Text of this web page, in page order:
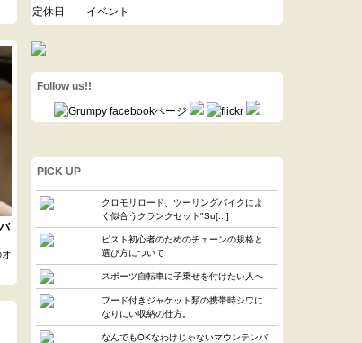
定休日
イベント
Follow us!!
PICK UP
クロモリロード、ツーリングバイクによ
く似合うクランクセット"Su[...]
ピスト初心者のためのチェーンの規格と
選び方について
スポーツ自転車に子乗せを付けたい人へ
フード付きジャケット類の携帯時シワに
なりにい収納の仕方。
なんでもOKなわけじゃないマウンテンバ